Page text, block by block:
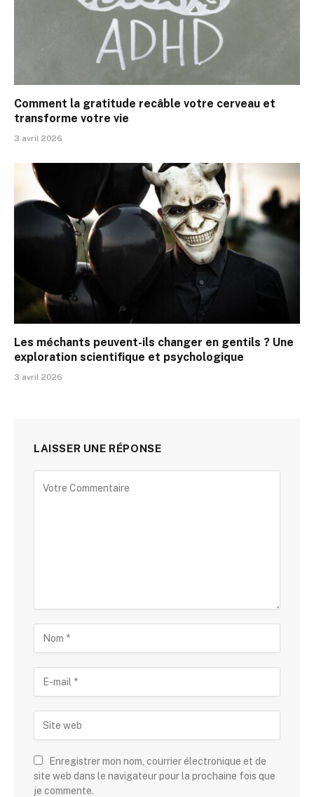
Comment la gratitude recâble votre cerveau et
transforme votre vie
3 avril 2026
Les méchants peuvent-ils changer en gentils ? Une
exploration scientifique et psychologique
3 avril 2026
LAISSER UNE RÉPONSE
Enregistrer mon nom, courrier électronique et de
site web dans le navigateur pour la prochaine fois que
je commente.